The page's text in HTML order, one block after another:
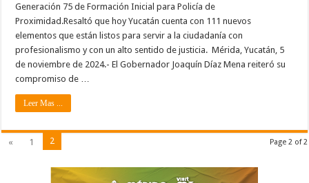
Generación 75 de Formación Inicial para Policía de
Proximidad.Resaltó que hoy Yucatán cuenta con 111 nuevos
elementos que están listos para servir a la ciudadanía con
profesionalismo y con un alto sentido de justicia. Mérida, Yucatán, 5
de noviembre de 2024.- El Gobernador Joaquín Díaz Mena reiteró su
compromiso de …
Leer Mas ...
Page 2 of 2
« 1 2